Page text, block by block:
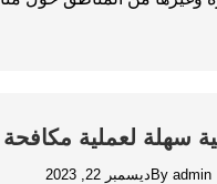
By admin ديسمبر 22, 2023